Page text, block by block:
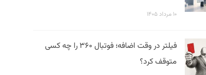
۱۰ مرداد ۱۴۰۵
فیلتر در وقت اضافه؛ فوتبال ۳۶۰ را چه کسی
متوقف کرد؟